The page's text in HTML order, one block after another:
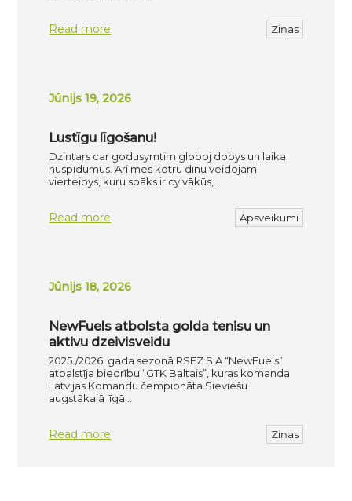
Read more Ziņas
Jūnijs 19, 2026
Lustīgu līgošanu!
Dzintars car godusymtim globoj dobys un laika
nūspīdumus. Ari mes kotru dīnu veidojam
vierteibys, kuru spāks ir cylvākūs,…
Read more Apsveikumi
Jūnijs 18, 2026
NewFuels atbolsta golda tenisu un
aktivu dzeivisveidu
2025./2026. gada sezonā RSEZ SIA “NewFuels”
atbalstīja biedrību “GTK Baltais”, kuras komanda
Latvijas Komandu čempionāta Sieviešu
augstākajā līgā…
Read more Ziņas